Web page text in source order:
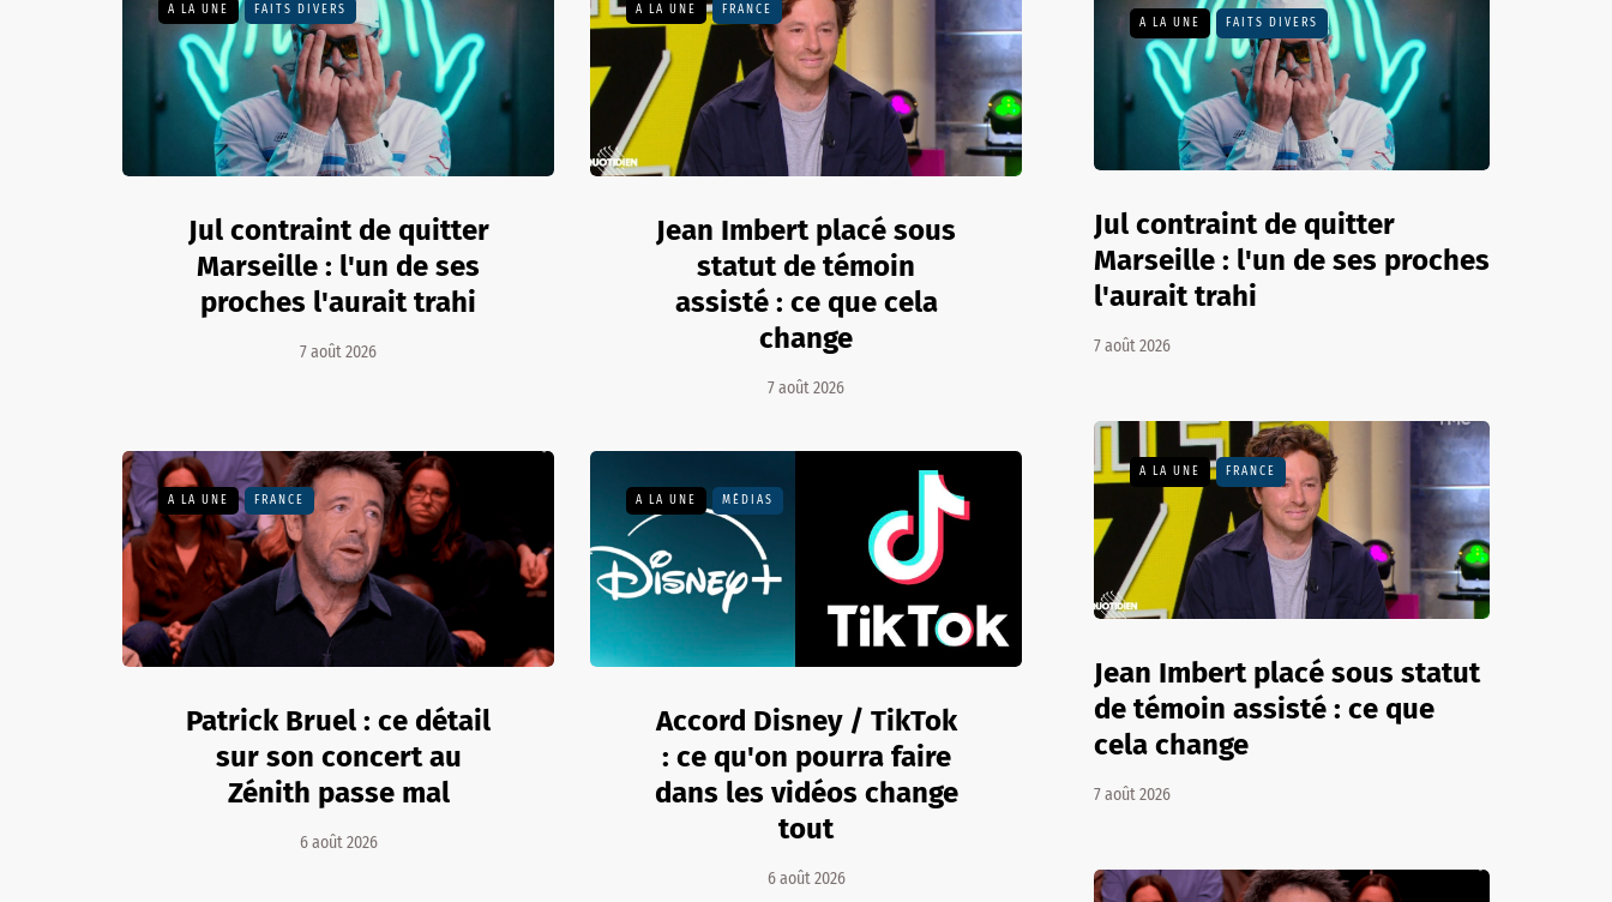
A LA UNE FAITS DIVERS
Jul contraint de quitter
Marseille : l'un de ses
proches l'aurait trahi
7 août 2026
A LA UNE FRANCE
Jean Imbert placé sous
statut de témoin
assisté : ce que cela
change
7 août 2026
A LA UNE FRANCE
Patrick Bruel : ce détail
sur son concert au
Zénith passe mal
6 août 2026
A LA UNE MÉDIAS
Accord Disney / TikTok
: ce qu'on pourra faire
dans les vidéos change
tout
6 août 2026
A LA UNE FAITS DIVERS
Jul contraint de quitter
Marseille : l'un de ses proches
l'aurait trahi
7 août 2026
A LA UNE FRANCE
Jean Imbert placé sous statut
de témoin assisté : ce que
cela change
7 août 2026